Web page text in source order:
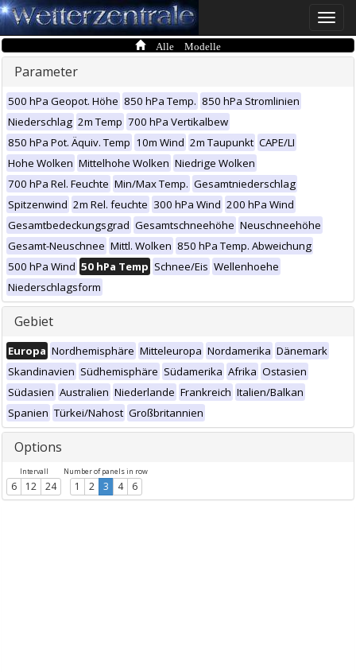
Toggle
Alle Modelle
Parameter
500 hPa Geopot. Höhe 850 hPa Temp. 850 hPa Stromlinien
Niederschlag 2m Temp 700 hPa Vertikalbew
850 hPa Pot. Äquiv. Temp 10m Wind 2m Taupunkt CAPE/LI
Hohe Wolken Mittelhohe Wolken Niedrige Wolken
700 hPa Rel. Feuchte Min/Max Temp. Gesamtniederschlag
Spitzenwind 2m Rel. feuchte 300 hPa Wind 200 hPa Wind
Gesamtbedeckungsgrad Gesamtschneehöhe Neuschneehöhe
Gesamt-Neuschnee Mittl. Wolken 850 hPa Temp. Abweichung
500 hPa Wind 50 hPa Temp Schnee/Eis Wellenhoehe
Niederschlagsform
Gebiet
Europa Nordhemisphäre Mitteleuropa Nordamerika Dänemark
Skandinavien Südhemisphäre Südamerika Afrika Ostasien
Südasien Australien Niederlande Frankreich Italien/Balkan
Spanien Türkei/Nahost Großbritannien
Options
Intervall
6 12 24
Number of panels in row
1 2 3 4 6